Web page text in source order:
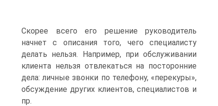
Скорее всего его решение руководитель
начнет с описания того, чего специалисту
делать нельзя. Например, при обслуживании
клиента нельзя отвлекаться на посторонние
дела: личные звонки по телефону, «перекуры»,
обсуждение других клиентов, специалистов и
пр.